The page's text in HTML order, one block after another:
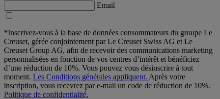
Email
*Inscrivez-vous à la base de données consommateurs du groupe Le
Creuset, gérée conjointement par Le Creuset Swiss AG et Le
Creuset Group AG, afin de recevoir des communications marketing
personnalisées en fonction de vos centres d’intérêt et bénéficiez
d’une réduction de 10%. Vous pouvez vous désinscrire à tout
moment. Les Conditions générales appliquent. Après votre
inscription, vous recevrez par e-mail un code de réduction de 10%.
Politique de confidentialité.